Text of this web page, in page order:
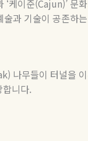
‘케이준(Cajun)’ 문
과 기술이 공존하
나무들이 터널을
합니다.